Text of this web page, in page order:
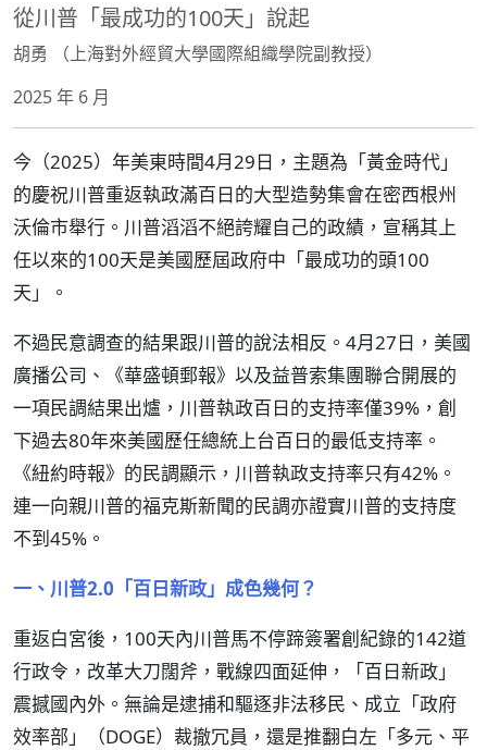
從川普「最成功的100天」說起
胡勇 （上海對外經貿大學國際組織學院副教授）
2025 年 6 月
今（2025）年美東時間4月29日，主題為「黃金時代」
的慶祝川普重返執政滿百日的大型造勢集會在密西根州
沃倫市舉行。川普滔滔不絕誇耀自己的政績，宣稱其上
任以來的100天是美國歷屆政府中「最成功的頭100
天」。
不過民意調查的結果跟川普的說法相反。4月27日，美國
廣播公司、《華盛頓郵報》以及益普索集團聯合開展的
一項民調結果出爐，川普執政百日的支持率僅39%，創
下過去80年來美國歷任總統上台百日的最低支持率。
《紐約時報》的民調顯示，川普執政支持率只有42%。
連一向親川普的福克斯新聞的民調亦證實川普的支持度
不到45%。
一、川普2.0「百日新政」成色幾何？
重返白宮後，100天內川普馬不停蹄簽署創紀錄的142道
行政令，改革大刀闊斧，戰線四面延伸，「百日新政」
震撼國內外。無論是逮捕和驅逐非法移民、成立「政府
效率部」（DOGE）裁撤冗員，還是推翻白左「多元、平